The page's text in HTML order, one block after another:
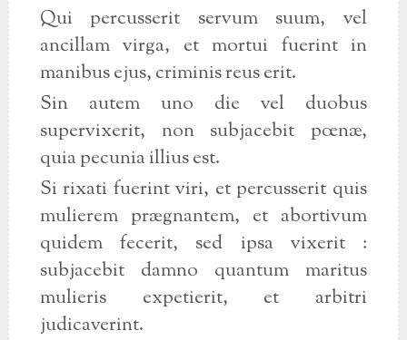
Qui percusserit servum suum, vel
ancillam virga, et mortui fuerint in
manibus ejus, criminis reus erit.
Sin autem uno die vel duobus
supervixerit, non subjacebit pœnæ,
quia pecunia illius est.
Si rixati fuerint viri, et percusserit quis
mulierem prægnantem, et abortivum
quidem fecerit, sed ipsa vixerit :
subjacebit damno quantum maritus
mulieris expetierit, et arbitri
judicaverint.